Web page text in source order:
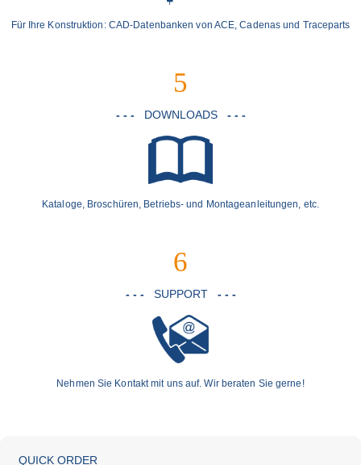
Für Ihre Konstruktion: CAD-Datenbanken von ACE, Cadenas und Traceparts
5
- - - DOWNLOADS - - -
Kataloge, Broschüren, Betriebs- und Montageanleitungen, etc.
6
- - - SUPPORT - - -
Nehmen Sie Kontakt mit uns auf. Wir beraten Sie gerne!
E-Mail-Support
QUICK ORDER